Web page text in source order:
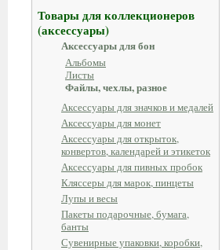
Товары для коллекционеров
(аксессуары)
Аксессуары для бон
Альбомы
Листы
Файлы, чехлы, разное
Аксессуары для значков и медалей
Аксессуары для монет
Аксессуары для открыток,
конвертов, календарей и этикеток
Аксессуары для пивных пробок
Кляссеры для марок, пинцеты
Лупы и весы
Пакеты подарочные, бумага,
банты
Сувенирные упаковки, коробки,